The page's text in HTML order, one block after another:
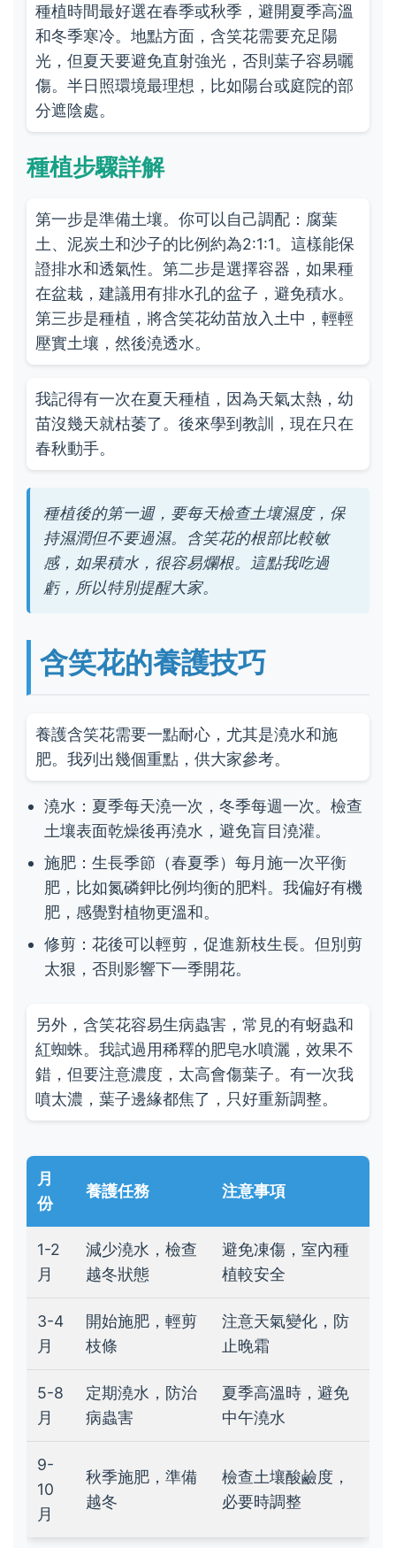
種植時間最好選在春季或秋季，避開夏季高溫
和冬季寒冷。地點方面，含笑花需要充足陽
光，但夏天要避免直射強光，否則葉子容易曬
傷。半日照環境最理想，比如陽台或庭院的部
分遮陰處。
種植步驟詳解
第一步是準備土壤。你可以自己調配：腐葉
土、泥炭土和沙子的比例約為2:1:1。這樣能保
證排水和透氣性。第二步是選擇容器，如果種
在盆栽，建議用有排水孔的盆子，避免積水。
第三步是種植，將含笑花幼苗放入土中，輕輕
壓實土壤，然後澆透水。
我記得有一次在夏天種植，因為天氣太熱，幼
苗沒幾天就枯萎了。後來學到教訓，現在只在
春秋動手。
種植後的第一週，要每天檢查土壤濕度，保
持濕潤但不要過濕。含笑花的根部比較敏
感，如果積水，很容易爛根。這點我吃過
虧，所以特別提醒大家。
含笑花的養護技巧
養護含笑花需要一點耐心，尤其是澆水和施
肥。我列出幾個重點，供大家參考。
澆水：夏季每天澆一次，冬季每週一次。檢查
土壤表面乾燥後再澆水，避免盲目澆灌。
施肥：生長季節（春夏季）每月施一次平衡
肥，比如氮磷鉀比例均衡的肥料。我偏好有機
肥，感覺對植物更溫和。
修剪：花後可以輕剪，促進新枝生長。但別剪
太狠，否則影響下一季開花。
另外，含笑花容易生病蟲害，常見的有蚜蟲和
紅蜘蛛。我試過用稀釋的肥皂水噴灑，效果不
錯，但要注意濃度，太高會傷葉子。有一次我
噴太濃，葉子邊緣都焦了，只好重新調整。
月
份
養護任務 注意事項
1-2
月
減少澆水，檢查
越冬狀態
避免凍傷，室內種
植較安全
3-4
月
開始施肥，輕剪
枝條
注意天氣變化，防
止晚霜
5-8
月
定期澆水，防治
病蟲害
夏季高溫時，避免
中午澆水
9-
10
月
秋季施肥，準備
越冬
檢查土壤酸鹼度，
必要時調整